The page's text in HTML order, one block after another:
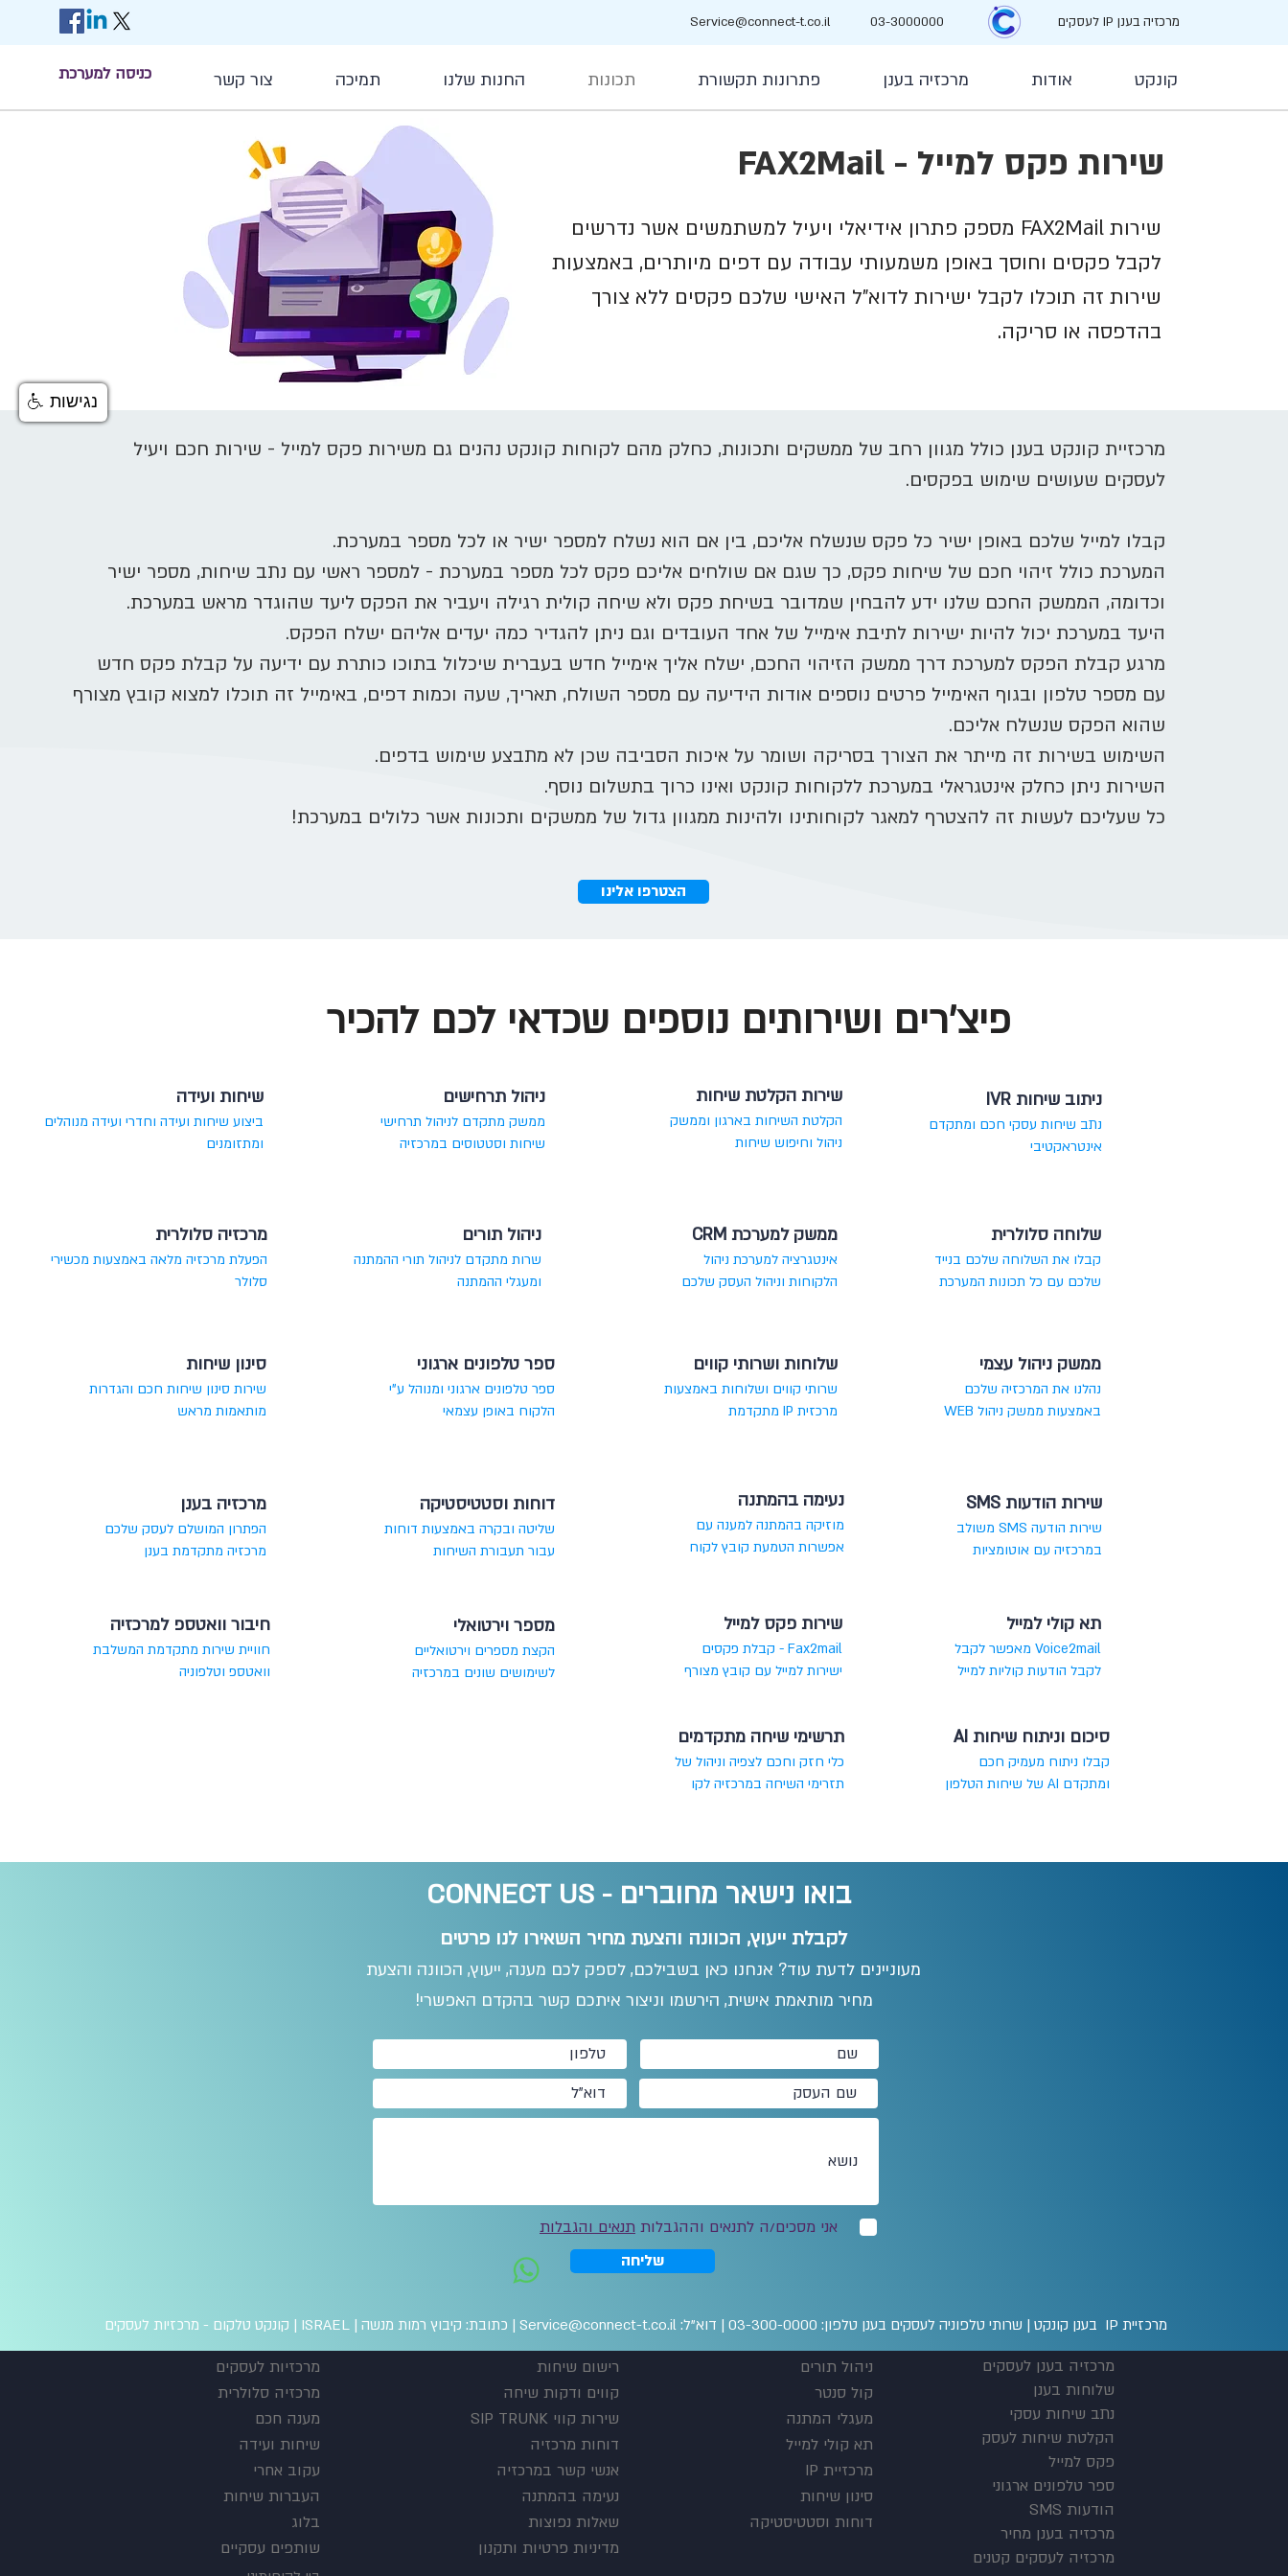
Service@connect-t.co.il 03-3000000 מרכזיה בענן IP לעסקים
קונקט אודות מרכזיה בענן פתרונות תקשורת תכונות החנות שלנו תמיכה צור קשר כניסה למערכת
שירות פקס למייל - FAX2Mail
שירות FAX2Mail מספק פתרון אידיאלי ויעיל למשתמשים אשר נדרשים
לקבל פקסים וחוסך באופן משמעותי עבודה עם דפים מיותרים, באמצעות
שירות זה תוכלו לקבל ישירות לדוא"ל האישי שלכם פקסים ללא צורך
בהדפסה או סריקה.
מרכזיית קונקט בענן כולל מגוון רחב של ממשקים ותכונות, כחלק מהם לקוחות קונקט נהנים גם משירות פקס למייל - שירות חכם ויעיל
לעסקים שעושים שימוש בפקסים.
קבלו למייל שלכם באופן ישיר כל פקס שנשלח אליכם, בין אם הוא נשלח למספר ישיר או לכל מספר במערכת.
המערכת כולל זיהוי חכם של שיחות פקס, כך שגם אם שולחים אליכם פקס לכל מספר במערכת - למספר ראשי עם נתב שיחות, מספר ישיר
וכדומה, הממשק החכם שלנו ידע להבחין שמדובר בשיחת פקס ולא שיחה קולית רגילה ויעביר את הפקס ליעד שהוגדר מראש במערכת.
היעד במערכת יכול להיות ישירות לתיבת אימייל של אחד העובדים וגם ניתן להגדיר כמה יעדים אליהם ישלח הפקס.
מרגע קבלת הפקס למערכת דרך ממשק הזיהוי החכם, ישלח אליך אימייל חדש בעברית שיכלול בתוכו כותרת עם ידיעה על קבלת פקס חדש
עם מספר טלפון ובגוף האימייל פרטים נוספים אודות הידיעה עם מספר השולח, תאריך, שעה וכמות דפים, באימייל זה תוכלו למצוא קובץ מצורף
שהוא הפקס שנשלח אליכם.
השימוש בשירות זה מייתר את הצורך בסריקה ושומר על איכות הסביבה שכן לא מתבצע שימוש בדפים.
השירות ניתן כחלק אינטגראלי במערכת ללקוחות קונקט ואינו כרוך בתשלום נוסף.
כל שעליכם לעשות זה להצטרף למאגר לקוחותינו ולהינות ממגוון גדול של ממשקים ותכונות אשר כלולים במערכת!
הצטרפו אלינו
פיצ'רים ושירותים נוספים שכדאי לכם להכיר
שיחות ועידה
ביצוע שיחות ועידה וחדרי ועידה מנוהלים
ומתזומנים
ניהול תרחישים
ממשק מתקדם לניהול תרחישי
שיחות וסטטוסים במרכזיה
שירות הקלטת שיחות
הקלטת השיחות בארגון וממשק
ניהול וחיפוש שיחות
ניתוב שיחות IVR
נתב שיחות עסקי חכם ומתקדם
אינטראקטיבי
מרכזיה סלולרית
הפעלת מרכזיה מלאה באמצעות מכשירי
סלולר
ניהול תורים
שרות מתקדם לניהול תורי ההמתנה
ומעגלי ההמתנה
ממשק למערכת CRM
אינטגרציה למערכת ניהול
הלקוחות וניהול העסק שלכם
שלוחה סלולרית
קבלו את השלוחה שלכם בנייד
שלכם עם כל תכונות המערכת
סינון שיחות
שירות סינון שיחות חכם והגדרות
מותאמות מראש
ספר טלפונים ארגוני
ספר טלפונים ארגוני ומנוהל ע"י
הלקוח באופן עצמאי
שלוחות ושרותי קווים
שרותי קווים ושלוחות באמצעות
מרכזית IP מתקדמת
ממשק ניהול עצמי
נהלנו את המרכזיה שלכם
באמצעות ממשק ניהול WEB
מרכזיה בענן
הפתרון המושלם לעסק שלכם
מרכזיה מתקדמת בענן
דוחות וסטטיסטיקה
שליטה ובקרה באמצעות דוחות
עבור תעבורת השיחות
נעימה בהמתנה
מוזיקה בהמתנה למענה עם
אפשרות הטמעת קובץ לקוח
שירות הודעות SMS
שירות הודעה SMS משולב
במרכזיה עם אוטומציות
שירות פקס למייל
Fax2mail - קבלת פקסים
ישירות למייל עם קובץ מצורף
תא קולי למייל
Voice2mail מאפשר לקבל
לקבל הודעות קוליות למייל
מספר וירטואלי
הקצת מספרים וירטואליים
לשימושים שונים במרכזיה
חיבור וואטספ למרכזיה
חוויית שירות מתקדמת המשלבת
וואטספ וטלפוניה
תרשימי שיחה מתקדמים
כלי חזק וחכם לצפיה וניהול של
תזרימי השיחה במרכזיה לקו
סיכום וניתוח שיחות AI
קבלו ניתוח מעמיק חכם
ומתקדם AI של שיחות הטלפון
בואו נישאר מחוברים - CONNECT US
לקבלת ייעוץ, הכוונה והצעת מחיר השאירו לנו פרטים
מעוניינים לדעת עוד? אנחנו כאן בשבילכם, לספק לכם מענה, ייעוץ, הכוונה והצעת
מחיר מותאמת אישית, הירשמו וניצור איתכם קשר בהקדם האפשרי!
אני מסכים/ה לתנאים וההגבלות תנאים והגבלות
שליחה
מרכזיית IP בענן קונקט | שרותי טלפוניה לעסקים בענן טלפון: 03-300-0000 | דוא"ל: Service@connect-t.co.il
| כתובת: קיבוץ רמות מנשה | ISRAEL | קונקט טלקום - מרכזיות לעסקים
מרכזיות לעסקים
מרכזיה סלולרית
מענה חכם
שיחות ועידה
עקוב אחרי
העברות שיחות
בלוג
שותפים עסקיים
רישום שיחות
קווים ודקות שיחה
שירות קווי SIP TRUNK
דוחות מרכזיה
אנשי קשר במרכזיה
נעימה בהמתנה
שאלות נפוצות
מדיניות פרטיות ותקנון
ניהול תורים
קול סנטר
מעגלי המתנה
תא קולי למייל
מרכזיית IP
סינון שיחות
דוחות וסטטיסטיקה
מרכזיה בענן לעסקים
שלוחות בענן
נתב שיחות עסקי
הקלטת שיחות לעסק
פקס למייל
ספר טלפונים ארגוני
הודעות SMS
מרכזיה בענן מחיר
מרכזיה לעסקים קטנים
נגישות